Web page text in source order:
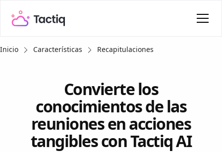
Inicio Características Recapitulaciones
Convierte los
conocimientos de las
reuniones en acciones
tangibles con Tactiq AI